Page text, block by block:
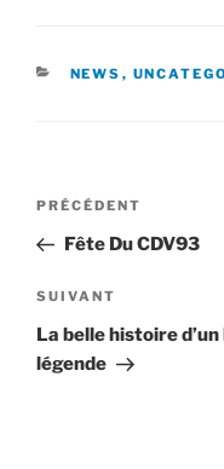
CATÉGORIES
NEWS ,
Navigation
l’article
Article
précédent
PRÉCÉDENT
Fête Du CDV93
Article
suivant
SUIVANT
La belle histoire
légende